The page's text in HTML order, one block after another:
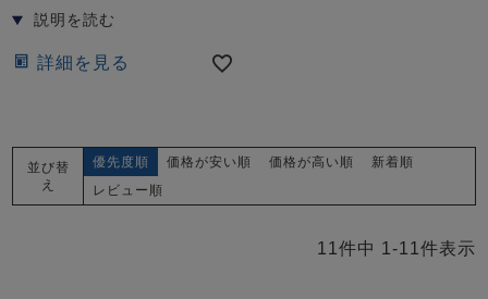
詳細を見る
並び替
え
優先度順 価格が安い順 価格が高い順
新着順
レビュー順
11 件中 1 -11 件表示